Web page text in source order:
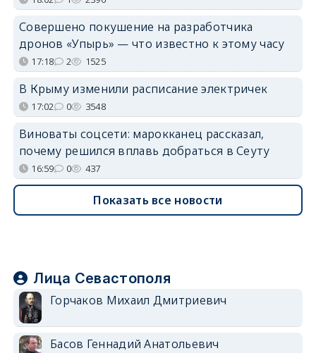
Совершено покушение на разработчика
дронов «Упырь» — что известно к этому часу
17:18 2 1525
В Крыму изменили расписание электричек
17:02 0 3548
Виноваты соцсети: марокканец рассказал,
почему решился вплавь добраться в Сеуту
16:59 0 437
Показать все новости
Лица Севастополя
Горчаков Михаил Дмитриевич
Басов Геннадий Анатольевич